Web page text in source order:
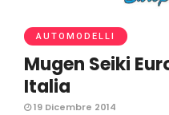
AUTOMODELLI
Mugen Seiki
Italia
19 Dicembre 2014